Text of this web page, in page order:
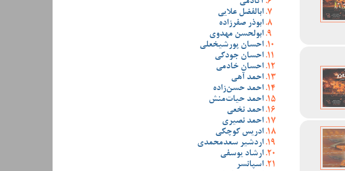
ابالفضل علایی
ابوذر صفرزاده
ابولحسن مهدوی
احسان پورشیخعلی
احسان جودکی
احسان خادمی
احمد آهی
احمد حسن‌زاده
احمد حیات‌منش
احمد نخعی
احمد نصیری
ادریس کوچکی
اردشیر سعدمحمدی
ارشاد یوسفی
اسپانسر